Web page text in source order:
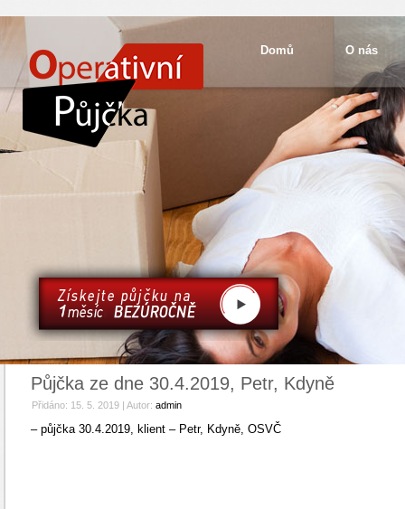
Domů O nás
Půjčka ze dne 30.4.2019, Petr, Kdyně
Přidáno: 15. 5. 2019 | Autor: admin
– půjčka 30.4.2019, klient – Petr, Kdyně, OSVČ